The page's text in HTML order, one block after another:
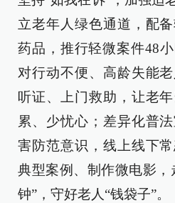
立老年人绿色通道，配
药品，推行轻微案件48
对行动不便、高龄失能
听证、上门救助，让老
累、少忧心；差异化普
害防范意识，线上线下
典型案例、制作微电影，
钟”，守好老人“钱袋子”。